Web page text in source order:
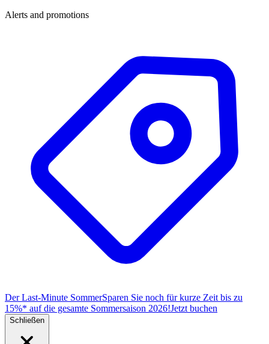
Alerts and promotions
Der Last-Minute SommerSparen Sie noch für kurze Zeit bis zu
15%* auf die gesamte Sommersaison 2026!Jetzt buchen
Schließen